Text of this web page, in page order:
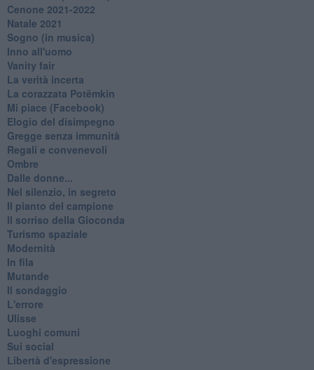
Cenone 2021-2022
Natale 2021
Sogno (in musica)
Inno all'uomo
Vanity fair
La verità incerta
La corazzata Potëmkin
Mi piace (Facebook)
Elogio del disimpegno
Gregge senza immunità
Regali e convenevoli
Ombre
Dalle donne...
Nel silenzio, in segreto
Il pianto del campione
Il sorriso della Gioconda
Turismo spaziale
Modernità
In fila
Mutande
Il sondaggio
L'errore
Ulisse
Luoghi comuni
Sui social
Libertà d'espressione